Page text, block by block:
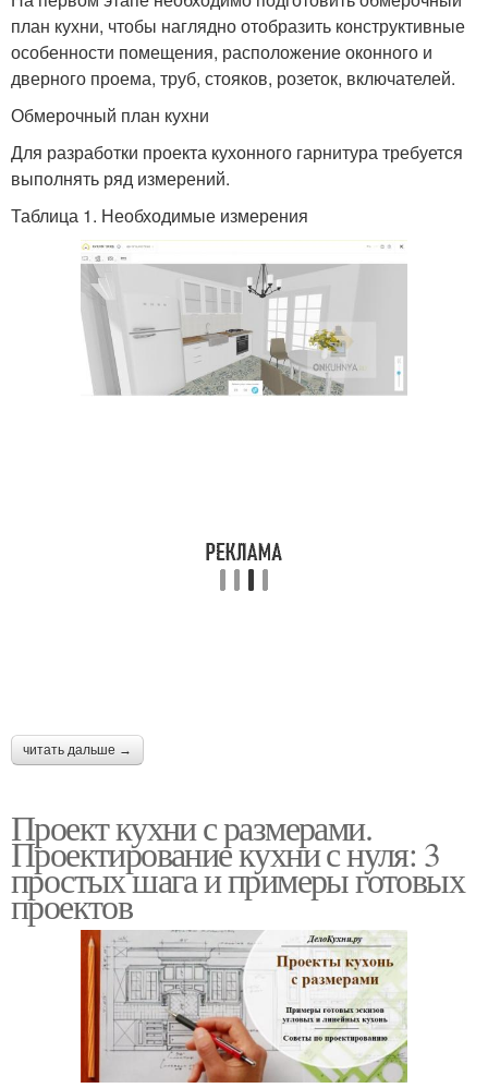
план кухни, чтобы наглядно отобразить конструктивные
особенности помещения, расположение оконного и
дверного проема, труб, стояков, розеток, включателей.
Обмерочный план кухни
Для разработки проекта кухонного гарнитура требуется
выполнять ряд измерений.
Таблица 1. Необходимые измерения
читать дальше →
Проект кухни с размерами.
Проектирование кухни с нуля: 3
простых шага и примеры готовых
проектов